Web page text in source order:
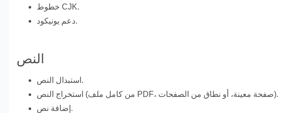
خطوط CJK.
دعم يونيكود.
النص
استبدال النص.
استخراج النص (من كامل ملف PDF، صفحة معينة، أو نطاق من الصفحات).
إضافة نص.